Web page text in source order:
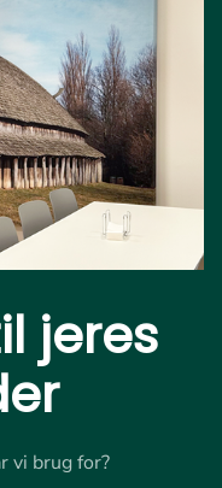
jeres
vi brug for?